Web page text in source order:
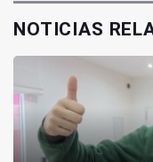
NOTICIAS